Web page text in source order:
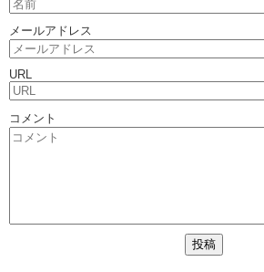
メールアドレス
URL
コメント